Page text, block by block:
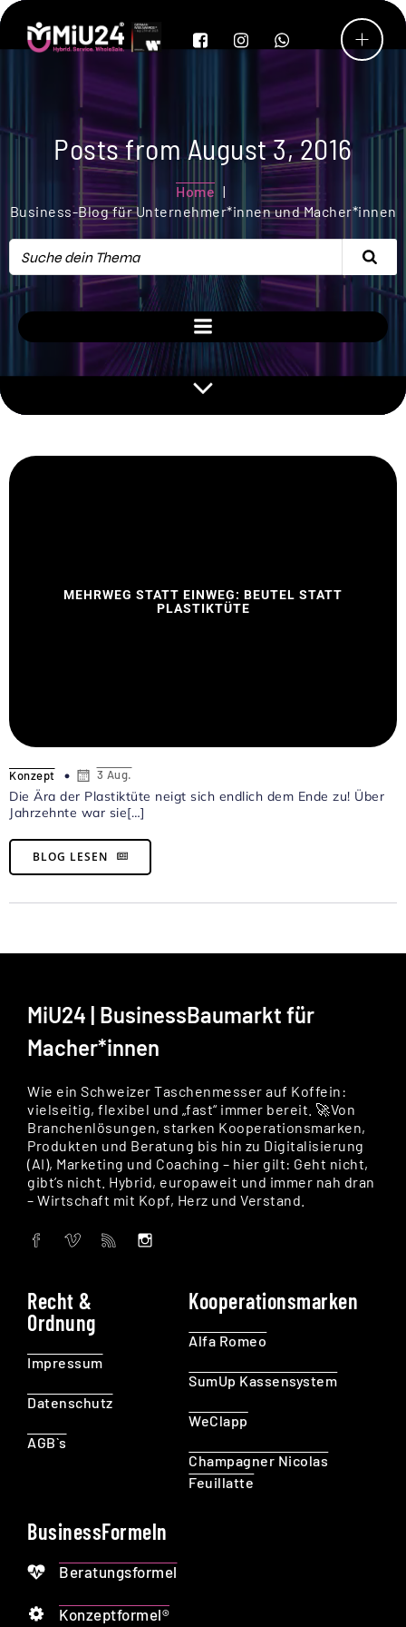
Posts from August 3, 2016
Home
Business-Blog für Unternehmer*innen und Macher*innen
MEHRWEG STATT EINWEG: BEUTEL STATT
PLASTIKTÜTE
Konzept 3 Aug.
Die Ära der Plastiktüte neigt sich endlich dem Ende zu! Über
Jahrzehnte war sie[…]
BLOG LESEN
MiU24 | BusinessBaumarkt für
Macher*innen
Wie ein Schweizer Taschenmesser auf Koffein:
vielseitig, flexibel und „fast“ immer bereit. 🚀Von
Branchenlösungen, starken Kooperationsmarken,
Produkten und Beratung bis hin zu Digitalisierung
(AI), Marketing und Coaching – hier gilt: Geht nicht,
gibt’s nicht. Hybrid, europaweit und immer nah dran
– Wirtschaft mit Kopf, Herz und Verstand.
Recht &
Ordnung
Impressum
Datenschutz
AGB`s
Kooperationsmarken
Alfa Romeo
SumUp Kassensystem
WeClapp
Champagner Nicolas
Feuillatte
BusinessFormeln
Beratungsformel
Konzeptformel®